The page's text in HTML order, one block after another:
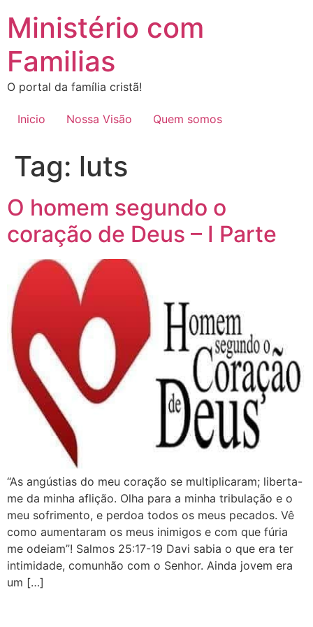
para
conteúdo
Ministério com
Familias
O portal da família cristã!
Inicio Nossa Visão Quem somos
Tag: luts
O homem segundo o
coração de Deus – I Parte
“As angústias do meu coração se multiplicaram; liberta-
me da minha aflição. Olha para a minha tribulação e o
meu sofrimento, e perdoa todos os meus pecados. Vê
como aumentaram os meus inimigos e com que fúria
me odeiam”! Salmos 25:17-19 Davi sabia o que era ter
intimidade, comunhão com o Senhor. Ainda jovem era
um […]